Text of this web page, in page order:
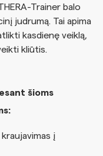
Trainer balo
judrumą. Tai apima
kasdienę veiklą,
kliūtis.
šioms
į